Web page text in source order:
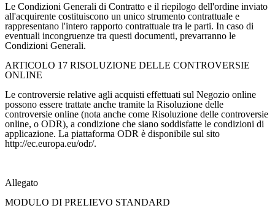
Le Condizioni Generali di Contratto e il riepilogo dell'ordine inviato
all'acquirente costituiscono un unico strumento contrattuale e
rappresentano l'intero rapporto contrattuale tra le parti. In caso di
eventuali incongruenze tra questi documenti, prevarranno le
Condizioni Generali.
ARTICOLO 17 RISOLUZIONE DELLE CONTROVERSIE
ONLINE
Le controversie relative agli acquisti effettuati sul Negozio online
possono essere trattate anche tramite la Risoluzione delle
controversie online (nota anche come Risoluzione delle controversie
online, o ODR), a condizione che siano soddisfatte le condizioni di
applicazione. La piattaforma ODR è disponibile sul sito
http://ec.europa.eu/odr/.
Allegato
MODULO DI PRELIEVO STANDARD